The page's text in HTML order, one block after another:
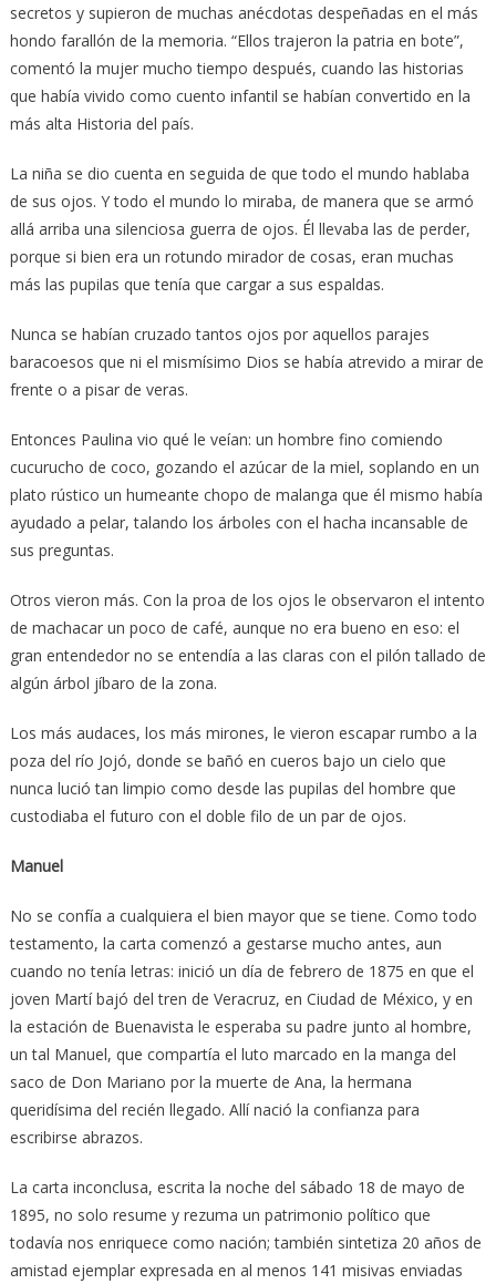
secretos y supieron de muchas anécdotas despeñadas en el más
hondo farallón de la memoria. “Ellos trajeron la patria en bote”,
comentó la mujer mucho tiempo después, cuando las historias
que había vivido como cuento infantil se habían convertido en la
más alta Historia del país.
La niña se dio cuenta en seguida de que todo el mundo hablaba
de sus ojos. Y todo el mundo lo miraba, de manera que se armó
allá arriba una silenciosa guerra de ojos. Él llevaba las de perder,
porque si bien era un rotundo mirador de cosas, eran muchas
más las pupilas que tenía que cargar a sus espaldas.
Nunca se habían cruzado tantos ojos por aquellos parajes
baracoesos que ni el mismísimo Dios se había atrevido a mirar de
frente o a pisar de veras.
Entonces Paulina vio qué le veían: un hombre fino comiendo
cucurucho de coco, gozando el azúcar de la miel, soplando en un
plato rústico un humeante chopo de malanga que él mismo había
ayudado a pelar, talando los árboles con el hacha incansable de
sus preguntas.
Otros vieron más. Con la proa de los ojos le observaron el intento
de machacar un poco de café, aunque no era bueno en eso: el
gran entendedor no se entendía a las claras con el pilón tallado de
algún árbol jíbaro de la zona.
Los más audaces, los más mirones, le vieron escapar rumbo a la
poza del río Jojó, donde se bañó en cueros bajo un cielo que
nunca lució tan limpio como desde las pupilas del hombre que
custodiaba el futuro con el doble filo de un par de ojos.
Manuel
No se confía a cualquiera el bien mayor que se tiene. Como todo
testamento, la carta comenzó a gestarse mucho antes, aun
cuando no tenía letras: inició un día de febrero de 1875 en que el
joven Martí bajó del tren de Veracruz, en Ciudad de México, y en
la estación de Buenavista le esperaba su padre junto al hombre,
un tal Manuel, que compartía el luto marcado en la manga del
saco de Don Mariano por la muerte de Ana, la hermana
queridísima del recién llegado. Allí nació la confianza para
escribirse abrazos.
La carta inconclusa, escrita la noche del sábado 18 de mayo de
1895, no solo resume y rezuma un patrimonio político que
todavía nos enriquece como nación; también sintetiza 20 años de
amistad ejemplar expresada en al menos 141 misivas enviadas